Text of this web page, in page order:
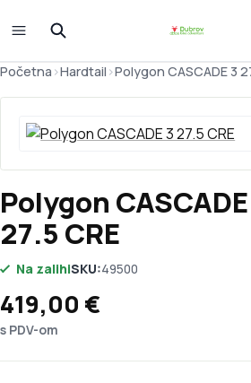
Početna >Hardtail >Polygon CASCADE 3
Polygon
27.5 CRE
Na zalihiSKU:49500
419,00 €
s PDV-om